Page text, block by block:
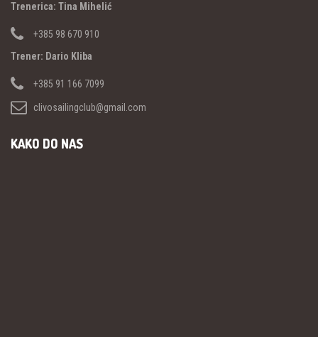
Trenerica: Tina Mihelić
+385 98 670 910
Trener: Dario Kliba
+385 91 166 7099
clivosailingclub@gmail.com
KAKO DO NAS